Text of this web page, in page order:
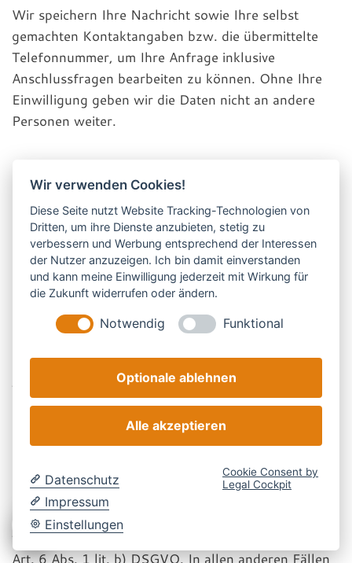
Wir speichern Ihre Nachricht sowie Ihre selbst
gemachten Kontaktangaben bzw. die übermittelte
Telefonnummer, um Ihre Anfrage inklusive
Anschlussfragen bearbeiten zu können. Ohne Ihre
Einwilligung geben wir die Daten nicht an andere
Personen weiter.
Wir löschen Ihre Daten, sobald einer der folgenden
Punkte eintritt:
Ihre Anfrage wurde abschließend bearbeitet.
Sie fordern uns zur Löschung der Daten auf.
Speicherung.
Das gilt nur dann nicht, wenn wir gesetzlich dazu
verpflichtet sind, die Daten aufzubewahren.
Auf welcher Rechtsgrundlage verarbeiten wir Ihre Daten?
Sofern Ihre Anfrage mit unserer vertraglichen
Beziehung in Zusammenhang steht oder der
Durchführung vorvertraglicher Maßnahmen dient,
verarbeiten wir Ihre Daten auf der Grundlage von
Art. 6 Abs. 1 lit. b) DSGVO. In allen anderen Fällen
Wir verwenden Cookies!
Diese Seite nutzt Website Tracking-Technologien von
Dritten, um ihre Dienste anzubieten, stetig zu
verbessern und Werbung entsprechend der Interessen
der Nutzer anzuzeigen. Ich bin damit einverstanden
und kann meine Einwilligung jederzeit mit Wirkung für
die Zukunft widerrufen oder ändern.
Notwendig Funktional
Optionale ablehnen
Alle akzeptieren
Datenschutz
Impressum
Einstellungen
Cookie Consent by
Legal Cockpit